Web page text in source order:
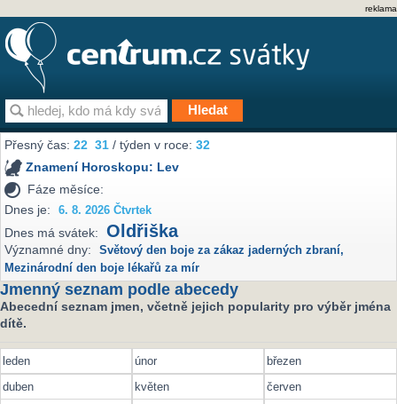
reklama
Přesný čas:22 31 / týden v roce:32
Znamení Horoskopu: Lev
Fáze měsíce:
Dnes je:
6. 8. 2026 Čtvrtek
Dnes má svátek: Oldřiška
Významné dny: Světový den boje za zákaz jaderných zbraní,
Mezinárodní den boje lékařů za mír
Jmenný seznam podle abecedy
Abecední seznam jmen, včetně jejich popularity pro výběr jména
dítě.
leden únor
březen
duben
květen
červen